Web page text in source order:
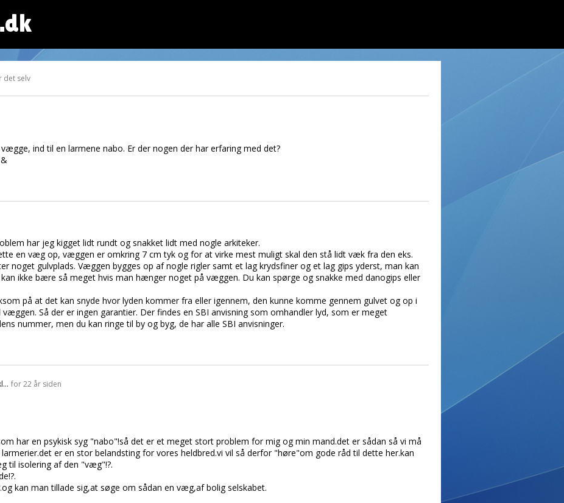
det selv
ind til en larmene nabo. Er der nogen der har erfaring med det?
har jeg kigget lidt rundt og snakket lidt med nogle arkiteker.
en væg op, væggen er omkring 7 cm tyk og for at virke mest muligt skal den stå lidt væk fra den eks.
noget gulvplads. Væggen bygges op af nogle rigler samt et lag krydsfiner og et lag gips yderst, man kan
ikke bære så meget hvis man hænger noget på væggen. Du kan spørge og snakke med danogips eller
på at det kan snyde hvor lyden kommer fra eller igennem, den kunne komme gennem gulvet og op i
Så der er ingen garantier. Der findes en SBI anvisning som omhandler lyd, som er meget
nummer, men du kan ringe til by og byg, de har alle SBI anvisninger.
for 22 år siden
har en psykisk syg "nabo"!så det er et meget stort problem for mig og min mand.det er sådan så vi må
er en stor belandsting for vores heldbred.vi vil så derfor "høre"om gode råd til dette her.kan
til isolering af den "væg"!?.
kan man tillade sig,at søge om sådan en væg,af bolig selskabet.